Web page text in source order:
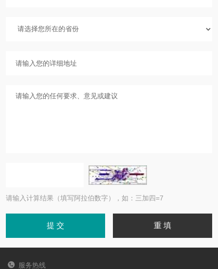
请输入计算结果（填写阿拉伯数字），如：三加四=7
服务热线